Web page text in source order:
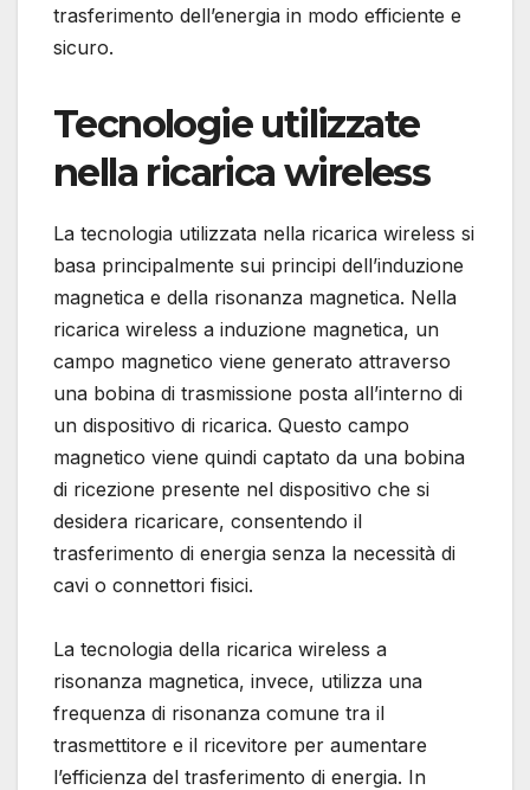
trasferimento dell’energia in modo efficiente e
sicuro.
Tecnologie utilizzate
nella ricarica wireless
La tecnologia utilizzata nella ricarica wireless si
basa principalmente sui principi dell’induzione
magnetica e della risonanza magnetica. Nella
ricarica wireless a induzione magnetica, un
campo magnetico viene generato attraverso
una bobina di trasmissione posta all’interno di
un dispositivo di ricarica. Questo campo
magnetico viene quindi captato da una bobina
di ricezione presente nel dispositivo che si
desidera ricaricare, consentendo il
trasferimento di energia senza la necessità di
cavi o connettori fisici.
La tecnologia della ricarica wireless a
risonanza magnetica, invece, utilizza una
frequenza di risonanza comune tra il
trasmettitore e il ricevitore per aumentare
l’efficienza del trasferimento di energia. In